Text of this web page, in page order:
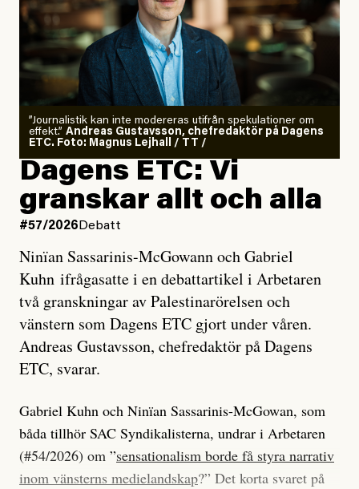
”Journalistik kan inte modereras utifrån spekulationer om
effekt.” Andreas Gustavsson, chefredaktör på Dagens
ETC. Foto: Magnus Lejhall / TT /
Dagens ETC: Vi
granskar allt och alla
#57/2026 Debatt
Ninïan Sassarinis-McGowann och Gabriel
Kuhn ifrågasatte i en debattartikel i Arbetaren
två granskningar av Palestinarörelsen och
vänstern som Dagens ETC gjort under våren.
Andreas Gustavsson, chefredaktör på Dagens
ETC, svarar.
Gabriel Kuhn och Ninïan Sassarinis-McGowan, som
båda tillhör SAC Syndikalisterna, undrar i Arbetaren
(#54/2026) om ”sensationalism borde få styra narrativ
inom vänsterns medielandskap?” Det korta svaret på